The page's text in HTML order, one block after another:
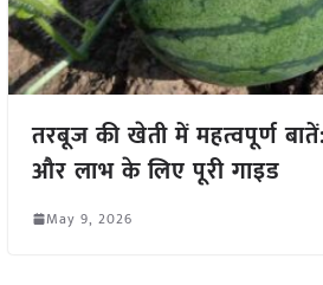
तरबूज की खेती में महत्वपूर्ण
और लाभ के लिए पूरी गाइड
May 9, 2026